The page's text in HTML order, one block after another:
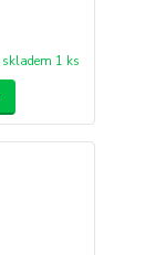
skladem 1 ks